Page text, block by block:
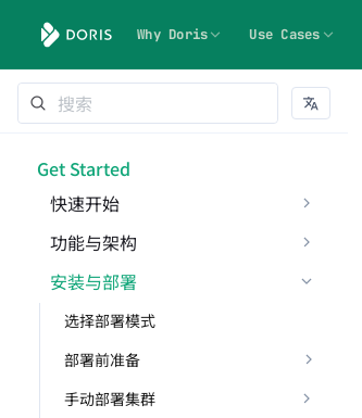
Why Doris Use Cases
Get Started
快速开始
功能与架构
安装与部署
选择部署模式
部署前准备
手动部署集群